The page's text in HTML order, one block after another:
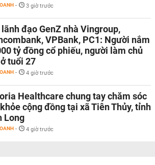
- 3 giờ trước
lãnh đạo GenZ nhà Vingroup,
VPBank, PC1: Người nắm
tỷ đồng cổ phiếu, người làm chủ
tuổi 27
- 4 giờ trước
Healthcare chung tay chăm sóc
cộng đồng tại xã Tiên Thủy, tỉnh
Long
- 4 giờ trước